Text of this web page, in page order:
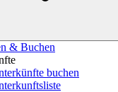
& Buchen
buchen